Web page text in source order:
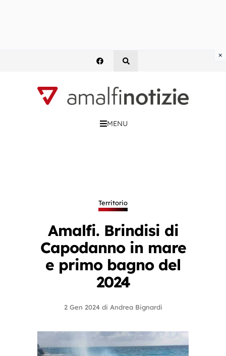
MENU
Territorio
Amalfi. Brindisi di
Capodanno in mare
e primo bagno del
2024
2 Gen 2024 di Andrea Bignardi
×